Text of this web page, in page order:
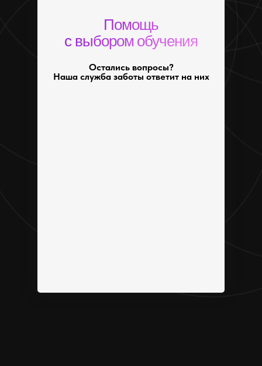
Помощь
с выбором обучения
Остались вопросы?
Наша служба заботы ответит на них